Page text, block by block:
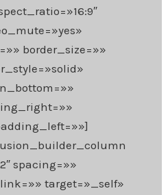
border_size=»»
spacing=»»
target=»_self»